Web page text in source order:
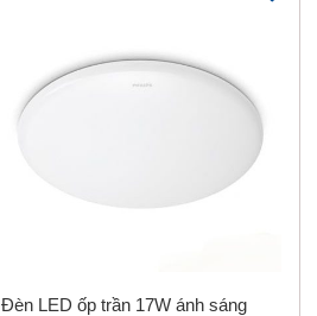
Đèn LED ốp trần 17W ánh sáng